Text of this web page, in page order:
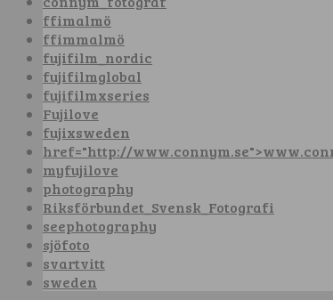
ffimalmö
ffimmalmö
fujifilm_nordic
fujifilmglobal
fujifilmxseries
Fujilove
fujixsweden
href="http://
myfujilove
photography
Riksförbundet_Svensk_Fotografi
seephotography
sjöfoto
svartvitt
sweden